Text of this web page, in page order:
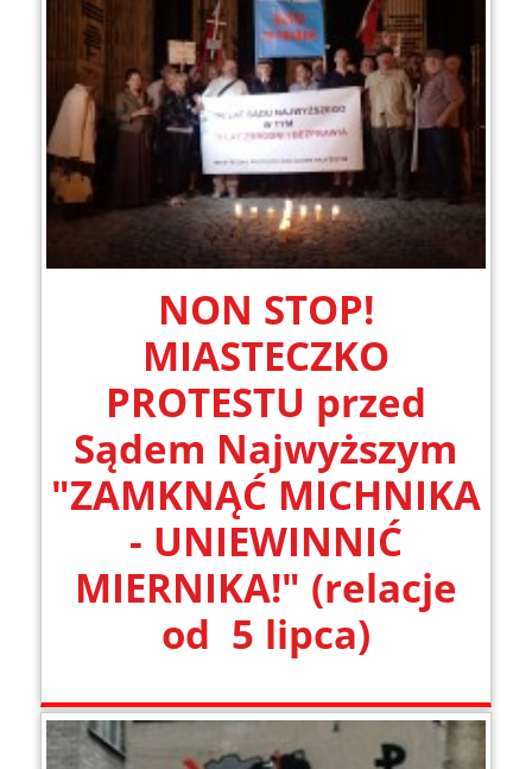
NON STOP!
MIASTECZKO
PROTESTU przed
Sądem Najwyższym
"ZAMKNĄĆ MICHNIKA
- UNIEWINNIĆ
MIERNIKA!" (relacje
od 5 lipca)